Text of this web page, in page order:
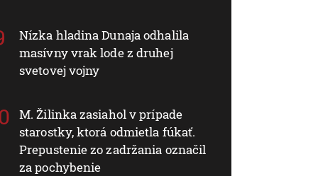
Nízka hladina Dunaja odhalila
masívny vrak lode z druhej
svetovej vojny
M. Žilinka zasiahol v prípade
starostky, ktorá odmietla fúkať.
Prepustenie zo zadržania označil
za pochybenie